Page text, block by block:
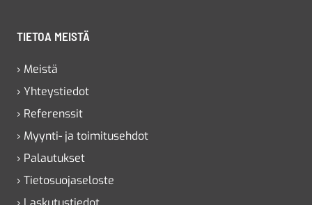
TIETOA MEISTÄ
› Meistä
› Yhteystiedot
› Referenssit
› Myynti- ja toimitusehdot
› Palautukset
› Tietosuojaseloste